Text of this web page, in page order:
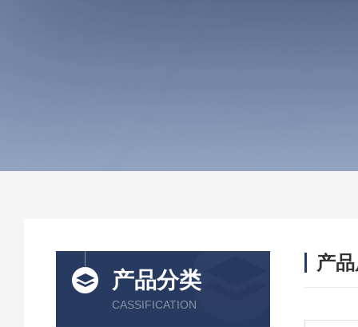
产品分类
CASSIFICATION
产